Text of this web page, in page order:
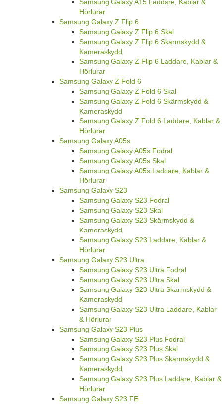
Samsung Galaxy A15 Laddare, Kablar &
Hörlurar
Samsung Galaxy Z Flip 6
Samsung Galaxy Z Flip 6 Skal
Samsung Galaxy Z Flip 6 Skärmskydd &
Kameraskydd
Samsung Galaxy Z Flip 6 Laddare, Kablar &
Hörlurar
Samsung Galaxy Z Fold 6
Samsung Galaxy Z Fold 6 Skal
Samsung Galaxy Z Fold 6 Skärmskydd &
Kameraskydd
Samsung Galaxy Z Fold 6 Laddare, Kablar &
Hörlurar
Samsung Galaxy A05s
Samsung Galaxy A05s Fodral
Samsung Galaxy A05s Skal
Samsung Galaxy A05s Laddare, Kablar &
Hörlurar
Samsung Galaxy S23
Samsung Galaxy S23 Fodral
Samsung Galaxy S23 Skal
Samsung Galaxy S23 Skärmskydd &
Kameraskydd
Samsung Galaxy S23 Laddare, Kablar &
Hörlurar
Samsung Galaxy S23 Ultra
Samsung Galaxy S23 Ultra Fodral
Samsung Galaxy S23 Ultra Skal
Samsung Galaxy S23 Ultra Skärmskydd &
Kameraskydd
Samsung Galaxy S23 Ultra Laddare, Kablar
& Hörlurar
Samsung Galaxy S23 Plus
Samsung Galaxy S23 Plus Fodral
Samsung Galaxy S23 Plus Skal
Samsung Galaxy S23 Plus Skärmskydd &
Kameraskydd
Samsung Galaxy S23 Plus Laddare, Kablar &
Hörlurar
Samsung Galaxy S23 FE